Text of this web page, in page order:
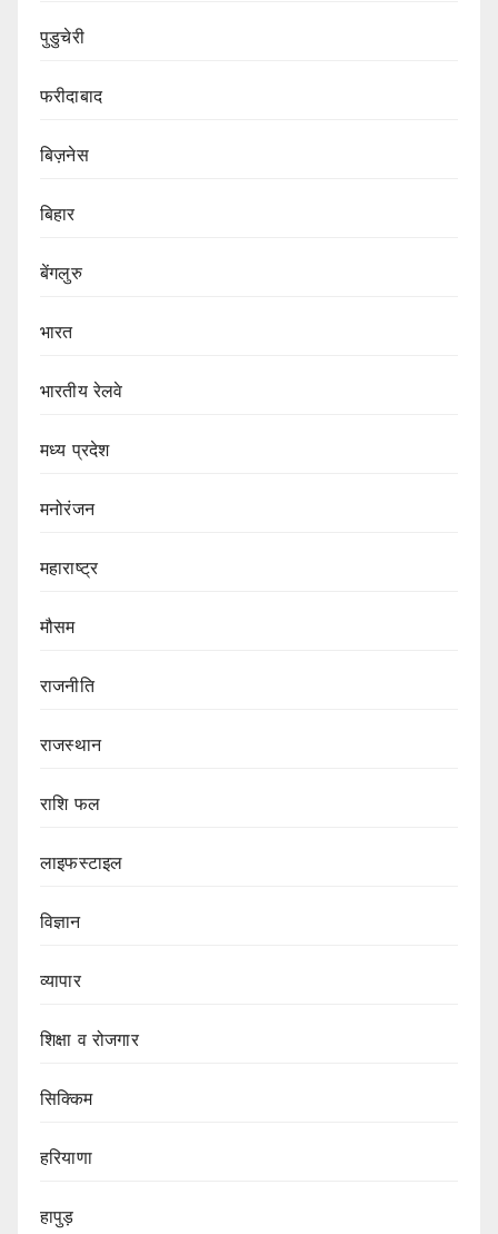
पुडुचेरी
फरीदाबाद
बिज़नेस
बिहार
बेंगलुरु
भारत
भारतीय रेलवे
मध्य प्रदेश
मनोरंजन
महाराष्ट्र
मौसम
राजनीति
राजस्थान
राशि फल
लाइफस्टाइल
विज्ञान
व्यापार
शिक्षा व रोजगार
सिक्किम
हरियाणा
हापुड़